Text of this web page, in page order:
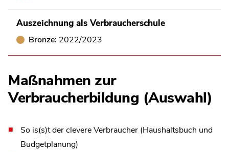
Auszeichnung als Verbraucherschule
Bronze: 2022/2023
Maßnahmen zur
Verbraucherbildung (Auswahl)
So is(s)t der clevere Verbraucher (Haushaltsbuch und
Budgetplanung)